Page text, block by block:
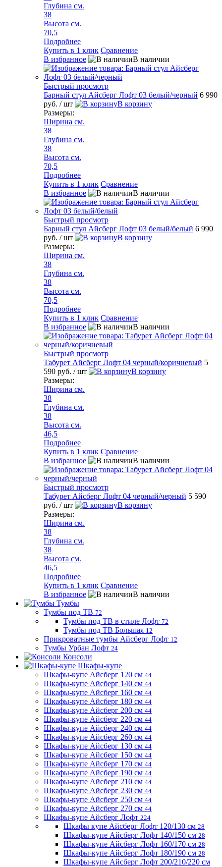
Глубина см.
38
Высота см.
70,5
Подробнее
Купить в 1 клик Сравнение
В избранное
В наличии
Быстрый просмотр
Барный стул Айсберг Лофт 03 белый/черный 6 990
руб. / шт
В корзину
Размеры:
Ширина см.
38
Глубина см.
38
Высота см.
70,5
Подробнее
Купить в 1 клик Сравнение
В избранное
В наличии
Быстрый просмотр
Барный стул Айсберг Лофт 03 белый/белый 6 990
руб. / шт
В корзину
Размеры:
Ширина см.
38
Глубина см.
38
Высота см.
70,5
Подробнее
Купить в 1 клик Сравнение
В избранное
В наличии
Быстрый просмотр
Табурет Айсберг Лофт 04 черный/коричневый 5
590 руб. / шт
В корзину
Размеры:
Ширина см.
38
Глубина см.
38
Высота см.
46,5
Подробнее
Купить в 1 клик Сравнение
В избранное
В наличии
Быстрый просмотр
Табурет Айсберг Лофт 04 черный/черный 5 590
руб. / шт
В корзину
Размеры:
Ширина см.
38
Глубина см.
38
Высота см.
46,5
Подробнее
Купить в 1 клик Сравнение
В избранное
В наличии
Тумбы
Тумбы под ТВ 72
Тумбы под ТВ в стиле Лофт 72
Тумбы под ТВ Большая 12
Прикроватные тумбы Айсберг Лофт 12
Тумбы Урбан Лофт 24
Консоли
Шкафы-купе
Шкафы-купе Айсберг 120 см 44
Шкафы-купе Айсберг 140 см 44
Шкафы-купе Айсберг 160 см 44
Шкафы-купе Айсберг 180 см 44
Шкафы-купе Айсберг 200 см 44
Шкафы-купе Айсберг 220 см 44
Шкафы-купе Айсберг 240 см 44
Шкафы-купе Айсберг 260 см 44
Шкафы-купе Айсберг 130 см 44
Шкафы-купе Айсберг 150 см 44
Шкафы-купе Айсберг 170 см 44
Шкафы-купе Айсберг 190 см 44
Шкафы-купе Айсберг 210 см 44
Шкафы-купе Айсберг 230 см 44
Шкафы-купе Айсберг 250 см 44
Шкафы-купе Айсберг 270 см 44
Шкафы-купе Айсберг Лофт 224
Шкафы купе Айсберг Лофт 120/130 см 28
Шкафы-купе Айсберг Лофт 140/150 см 28
Шкафы-купе Айсберг Лофт 160/170 см 28
Шкафы-купе Айсберг Лофт 180/190 см 28
Шкафы-купе Айсберг Лофт 200/210/220 см